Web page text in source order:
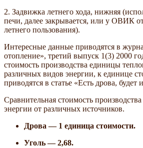
2. Задвижка летнего хода, нижняя
печи, далее закрывается, или у ОВИК
летнего пользования).
Интересные данные приводятся в
отопление», третий выпуск 1(3) 2000
стоимость производства единицы
различных видов энергии, к единице
приводятся в статье «Есть дрова, будет
Сравнительная стоимость
энергии от различных источников.
Дрова — 1 единица стоимости.
Уголь — 2,68.